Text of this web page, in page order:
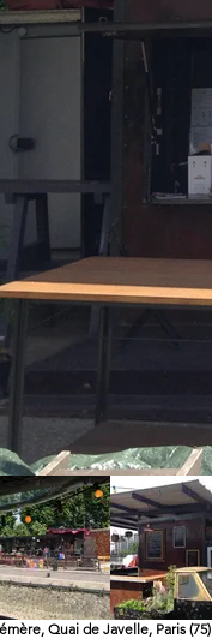
Quai de Javelle, Paris (75)